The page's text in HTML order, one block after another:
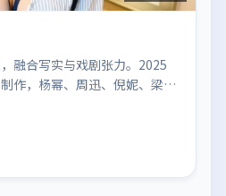
融合写实与戏剧张力。2025
作，杨幂、周迅、倪妮、梁朝
腻表演，影像风格统一，配乐